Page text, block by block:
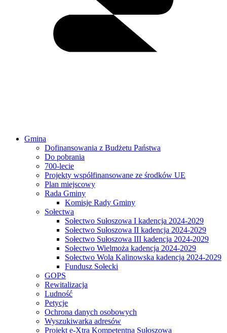
Gmina
Dofinansowania z Budżetu Państwa
Do pobrania
700-lecie
Projekty współfinansowane ze środków UE
Plan miejscowy
Rada Gminy
Komisje Rady Gminy
Sołectwa
Sołectwo Sułoszowa I kadencja 2024-2029
Sołectwo Sułoszowa II kadencja 2024-2029
Sołectwo Sułoszowa III kadencja 2024-2029
Sołectwo Wielmoża kadencja 2024-2029
Sołectwo Wola Kalinowska kadencja 2024-2029
Fundusz Sołecki
GOPS
Rewitalizacja
Ludność
Petycje
Ochrona danych osobowych
Wyszukiwarka adresów
Projekt e-Xtra Kompetentna Sułoszowa